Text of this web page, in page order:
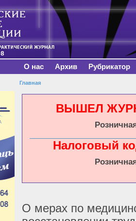
О нас Архив Рубрикатор
Вы здесь
Главная
ВЫШЕЛ
Налоговый
О мерах по